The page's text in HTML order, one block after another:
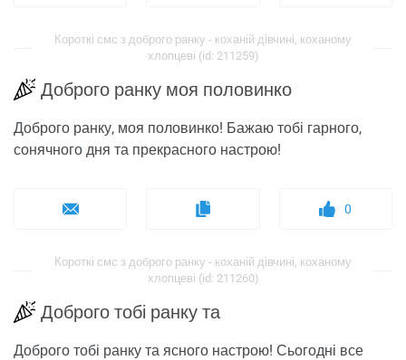
Короткі смс з доброго ранку - коханій дівчині, коханому
хлопцеві (id: 211259)
Доброго ранку моя половинко
Доброго ранку, моя половинко! Бажаю тобі гарного,
сонячного дня та прекрасного настрою!
0
Короткі смс з доброго ранку - коханій дівчині, коханому
хлопцеві (id: 211260)
Доброго тобі ранку та
Доброго тобі ранку та ясного настрою! Сьогодні все